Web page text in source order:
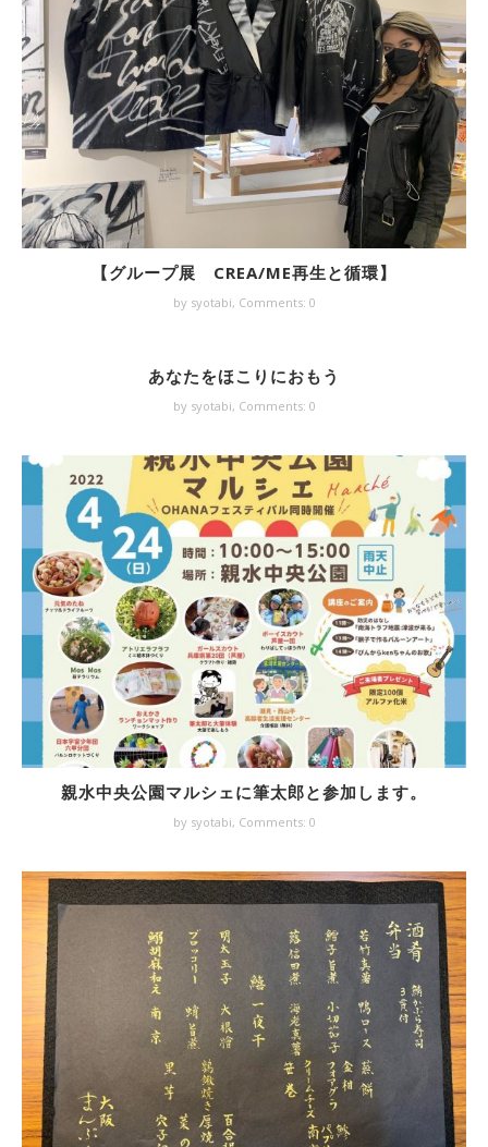
【グループ展 CREA/ME再生と循環】
by syotabi, Comments: 0
あなたをほこりにおもう
by syotabi, Comments: 0
親水中央公園マルシェに筆太郎と参加します。
by syotabi, Comments: 0